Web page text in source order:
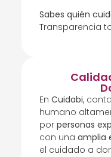
Sabes quién
Transparencia
En Cuidabi,
humano
por personas
con una amplia
el cuidado a